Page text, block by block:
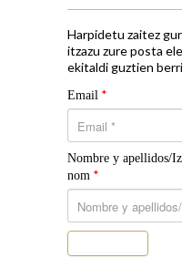
Harpidetu zaitez
itzazu zure posta
ekitaldi guztien
Email *
Nombre y apellidos/
nom *